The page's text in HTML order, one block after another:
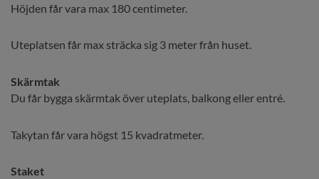
Höjden får vara max 180 centimeter.
Uteplatsen får max sträcka sig 3 meter från huset.
Skärmtak
Du får bygga skärmtak över uteplats, balkong eller entré.
Takytan får vara högst 15 kvadratmeter.
Staket